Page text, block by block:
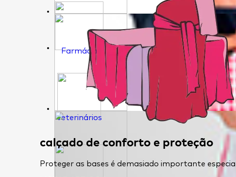
calçado de conforto e proteção
Proteger as bases é demasiado importante
Farmácia
Veterinários